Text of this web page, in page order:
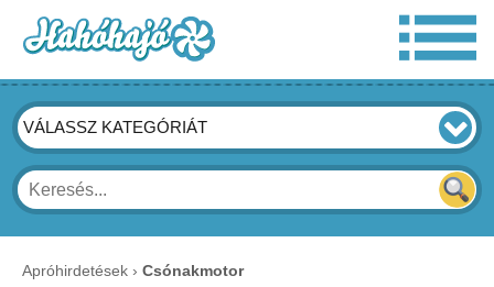
VÁLASSZ KATEGÓRIÁT
Apróhirdetések Csónakmotor